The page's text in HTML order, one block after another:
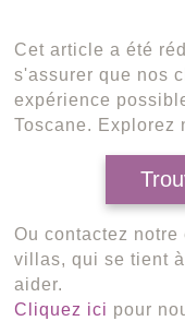
Cet article a été
s'assurer que nos
expérience
Toscane. Explorez
Ou contactez
villas, qui se tient
aider.
Cliquez ici pour